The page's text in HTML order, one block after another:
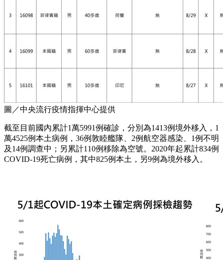
圖／中央流行疫情指揮中心提供
截至目前國內累計1萬5991例確診，分別為1413例境外移入，1
萬4525例本土病例，36例敦睦艦隊、2例航空器感染、1例不明
及14例調查中；另累計110例移除為空號。2020年起累計834例
COVID-19死亡病例，其中825例本土，另9例為境外移入。